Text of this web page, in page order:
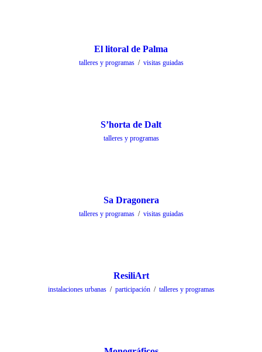
El litoral de Palma
talleres y programas / visitas guiadas
S’horta de Dalt
talleres y programas
Sa Dragonera
talleres y programas / visitas guiadas
ResiliArt
instalaciones urbanas / participación / talleres y programas